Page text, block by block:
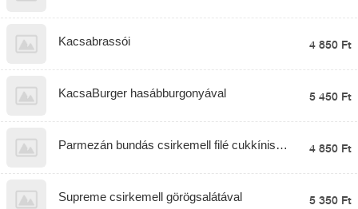
Kacsabrassói 4 850 Ft
KacsaBurger hasábburgonyával 5 450 Ft
Parmezán bundás csirkemell filé cukkínis
4 850 Ft
Supreme csirkemell görögsalátával 5 350 Ft